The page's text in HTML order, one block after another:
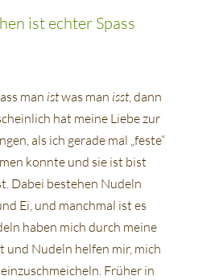
ist echter Spass
man istwas man isst, dann
hat meine Liebe zur
als ich gerade mal „feste“
konnte und sie ist bist
Dabei bestehen Nudeln
Ei, und manchmal ist es
haben mich durch meine
und Nudeln helfen mir, mich
Früher in